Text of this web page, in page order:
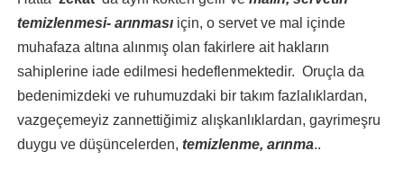
temizlenmesi- arınmasıiçin, o servet ve mal içinde
muhafaza altına alınmış olan fakirlere ait hakların
sahiplerine iade edilmesi hedeflenmektedir. Oruçla da
bedenimizdeki ve ruhumuzdaki bir takım fazlalıklardan,
vazgeçemeyiz zannettiğimiz alışkanlıklardan, gayrimeşru
duygu ve düşüncelerden, temizlenme, arınma..